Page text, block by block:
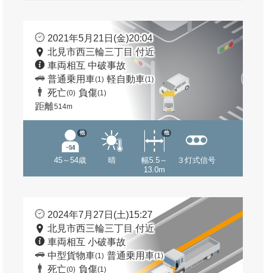
2021年5月21日(金)20:04
北見市西三輪三丁目 付近
車両相互 中破事故
普通乗用車(1) 軽自動車(1)
死亡(0) 負傷(1)
距離514m
45～54歳
他
晴
幅5.5～
13.0m
他
３灯式信号
2024年7月27日(土)15:27
北見市西三輪三丁目 付近
車両相互 小破事故
中型貨物車(1) 普通乗用車(1)
死亡(0) 負傷(1)